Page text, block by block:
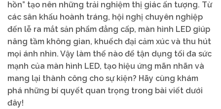
hồn” tạo nên những trải nghiệm thị giác ấn tượng. Từ
các sân khấu hoành tráng, hội nghị chuyên nghiệp
đến lễ ra mắt sản phẩm đẳng cấp, màn hình LED giúp
nâng tầm không gian, khuếch đại cảm xúc và thu hút
mọi ánh nhìn. Vậy làm thế nào để tận dụng tối đa sức
mạnh của màn hình LED, tạo hiệu ứng mãn nhãn và
mang lại thành công cho sự kiện? Hãy cùng khám
phá những bí quyết quan trọng trong bài viết dưới
đây!